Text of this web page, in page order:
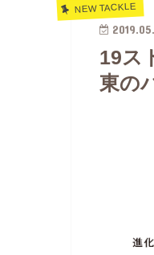
NEW TACKLE
19ス
東の